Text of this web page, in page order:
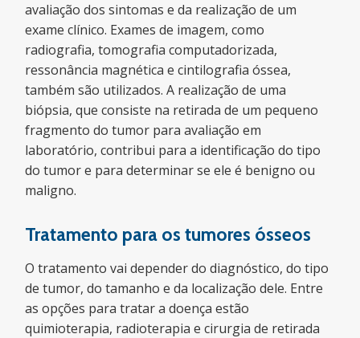
avaliação dos sintomas e da realização de um
exame clínico. Exames de imagem, como
radiografia, tomografia computadorizada,
ressonância magnética e cintilografia óssea,
também são utilizados. A realização de uma
biópsia, que consiste na retirada de um pequeno
fragmento do tumor para avaliação em
laboratório, contribui para a identificação do tipo
do tumor e para determinar se ele é benigno ou
maligno.
Tratamento para ostumores ósseos
O tratamento vai depender do diagnóstico, do tipo
de tumor, do tamanho e da localização dele. Entre
as opções para tratar a doença estão
quimioterapia, radioterapia e cirurgia de retirada